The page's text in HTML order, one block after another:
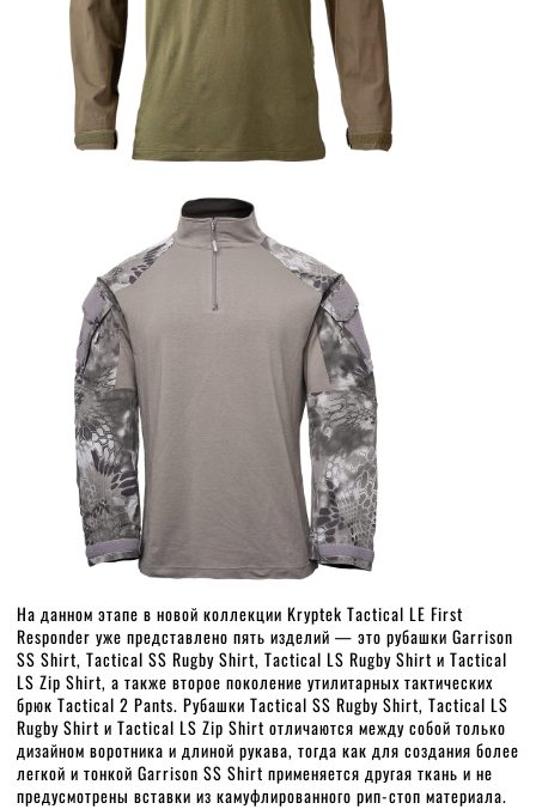
На данном этапе в новой коллекции Kryptek Tactical LE First
Responder уже представлено пять изделий — это рубашки Garrison
SS Shirt, Tactical SS Rugby Shirt, Tactical LS Rugby Shirt и Tactical
LS Zip Shirt, а также второе поколение утилитарных тактических
брюк Tactical 2 Pants. Рубашки Tactical SS Rugby Shirt, Tactical LS
Rugby Shirt и Tactical LS Zip Shirt отличаются между собой только
дизайном воротника и длиной рукава, тогда как для создания более
легкой и тонкой Garrison SS Shirt применяется другая ткань и не
предусмотрены вставки из камуфлированного рип-стоп материала.